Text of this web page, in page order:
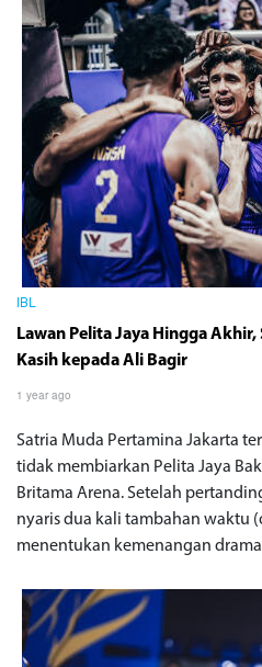
IBL
Lawan Pelita Jaya Hingga
Kasih kepada Ali Bagir
1 year ago
Satria Muda Pertamina Jakarta
tidak membiarkan Pelita Jaya
Britama Arena. Setelah
nyaris dua kali tambahan waktu
menentukan kemenangan